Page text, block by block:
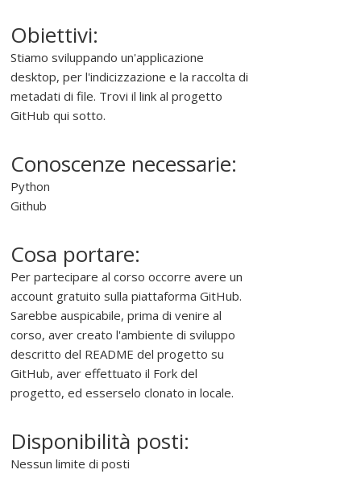
f
o
n
d
e
e
l
'
o
d
e
l
"
S
o
f
w
a
r
Obiettivi:
Stiamo sviluppando un'applicazione
desktop, per l'indicizzazione e la raccolta di
metadati di file. Trovi il link al progetto
GitHub qui sotto.
Conoscenze necessarie:
Python
Github
Cosa portare:
Per partecipare al corso occorre avere un
account gratuito sulla piattaforma GitHub.
Sarebbe auspicabile, prima di venire al
corso, aver creato l'ambiente di sviluppo
descritto del README del progetto su
GitHub, aver effettuato il Fork del
progetto, ed esserselo clonato in locale.
Disponibilità posti:
Nessun limite di posti